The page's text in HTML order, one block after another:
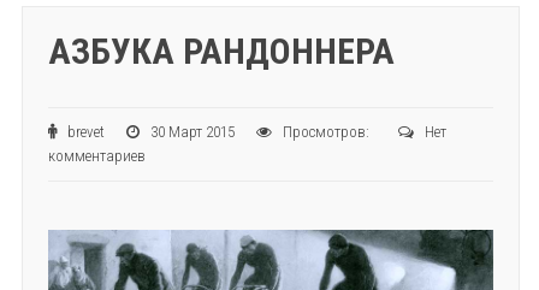
АЗБУКА РАНДОННЕРА
brevet 30 Март 2015 Просмотров:
Нет
комментариев